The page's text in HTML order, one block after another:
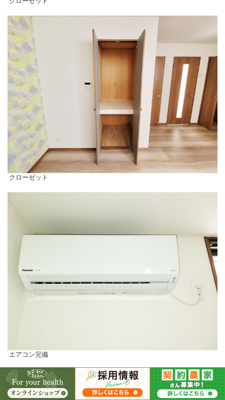
クローゼット
エアコン完備